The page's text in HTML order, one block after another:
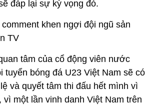
đáp lại sự kỳ vọng đó.
tâm của cổ động viên nước
tuyển bóng đá U23 Việt Nam sẽ có
và quyết tâm thi đấu hết mình vì
vì một lần vinh danh Việt Nam trên